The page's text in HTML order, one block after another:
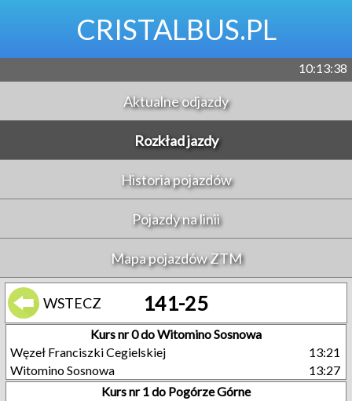
CRISTALBUS.PL
10:13:39
Aktualne odjazdy
Rozkład jazdy
Historia pojazdów
Pojazdy na linii
Mapa pojazdów ZTM
WSTECZ 141-25
Kurs nr 0 do Witomino Sosnowa
Węzeł Franciszki Cegielskiej
13:21
Witomino Sosnowa
13:27
Kurs nr 1 do Pogórze Górne